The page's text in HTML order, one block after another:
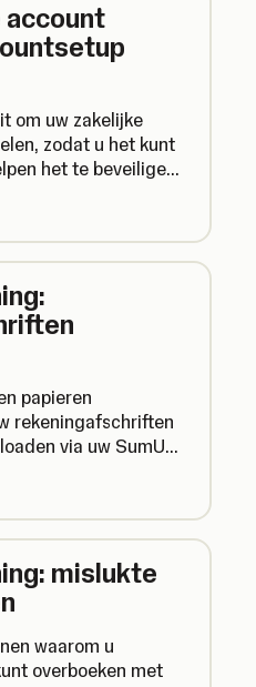
om uw zakelijke
zodat u het kunt
het te beveiligen
papieren
rekeningafschriften
via uw SumUp-
mislukte
waarom u
overboeken met